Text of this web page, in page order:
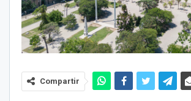
Compartir